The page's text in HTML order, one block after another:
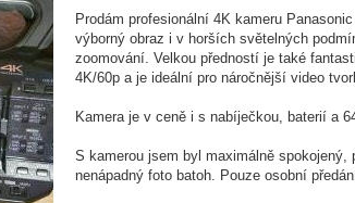
Prodám profesionální 4K kameru
výborný obraz i v horších světelných
zoomování. Velkou předností je také
4K/60p a je ideální pro náročnější video
Kamera je v ceně i s nabíječkou, baterií a
S kamerou jsem byl maximálně
nenápadný foto batoh. Pouze osobní